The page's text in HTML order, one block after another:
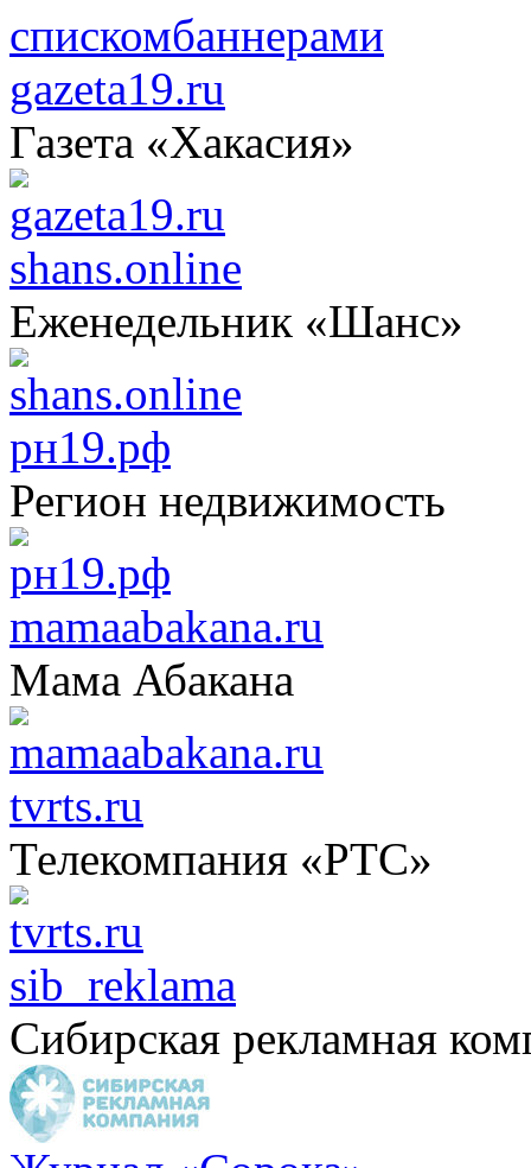
спискомбаннерами
gazeta19.ru
Газета «Хакасия»
shans.online
Еженедельник «Шанс»
рн19.рф
Регион недвижимость
mamaabakana.ru
Мама Абакана
tvrts.ru
Телекомпания «РТС»
sib_reklama
Сибирская рекламная